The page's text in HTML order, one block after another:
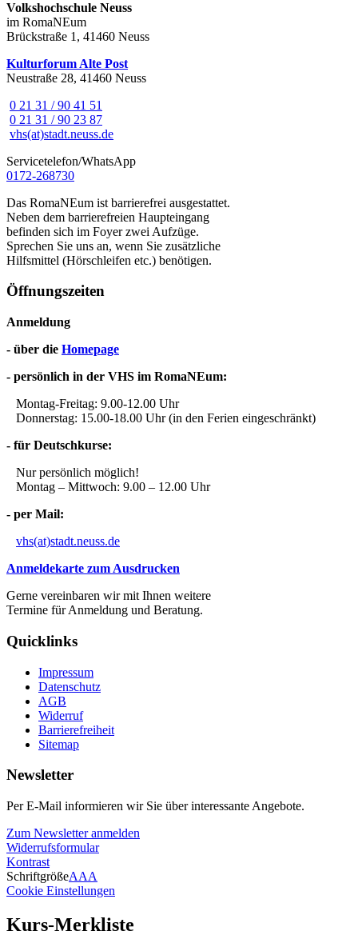
Volkshochschule Neuss
im RomaNEum
Brückstraße 1, 41460 Neuss
Kulturforum Alte Post
Neustraße 28, 41460 Neuss
0 21 31 / 90 41 51
0 21 31 / 90 23 87
vhs(at)stadt.neuss.de
Servicetelefon/WhatsApp
0172-268730
Das RomaNEum ist barrierefrei ausgestattet.
Neben dem barrierefreien Haupteingang
befinden sich im Foyer zwei Aufzüge.
Sprechen Sie uns an, wenn Sie zusätzliche
Hilfsmittel (Hörschleifen etc.) benötigen.
Öffnungszeiten
Anmeldung
- über die Homepage
- persönlich in der VHS im RomaNEum:
Montag-Freitag: 9.00-12.00 Uhr
Donnerstag: 15.00-18.00 Uhr (in den Ferien eingeschränkt)
- für Deutschkurse:
Nur persönlich möglich!
Montag – Mittwoch: 9.00 – 12.00 Uhr
- per Mail:
vhs(at)stadt.neuss.de
Anmeldekarte zum Ausdrucken
Gerne vereinbaren wir mit Ihnen weitere
Termine für Anmeldung und Beratung.
Quicklinks
Impressum
Datenschutz
AGB
Widerruf
Barrierefreiheit
Sitemap
Newsletter
Per E-Mail informieren wir Sie über interessante Angebote.
Zum Newsletter anmelden
Widerrufsformular
Kontrast
SchriftgrößeAAA
Cookie Einstellungen
Kurs-Merkliste